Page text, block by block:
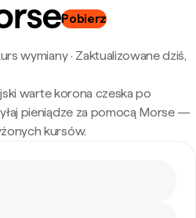
Pobierz
wymiany· Zaktualizowane dziś,
warte korona czeska po
pieniądze za pomocą Morse —
kursów.